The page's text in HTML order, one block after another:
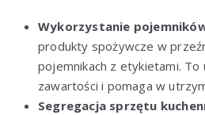
Wykorzystanie
produkty spożywcze w
pojemnikach z etykietami. To
zawartości i pomaga w
Segregacja sprzętu